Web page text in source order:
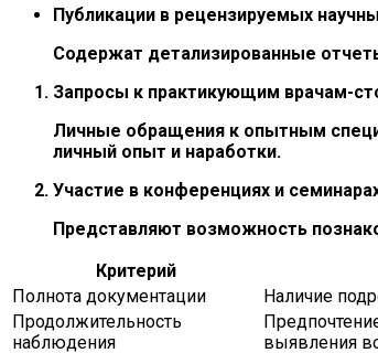
Публикации в рецензируемых
Содержат детализированные
Запросы к практикующим врачам-
Личные обращения к опытным
личный опыт и наработки.
Участие в конференциях и
Представляют возможность
Критерий
Полнота документации
Наличие
Продолжительность
наблюдения
выявления